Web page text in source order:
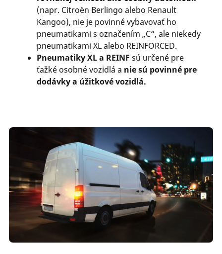
(napr. Citroën Berlingo alebo Renault
Kangoo), nie je povinné vybavovať ho
pneumatikami s označením „C“, ale niekedy
pneumatikami XL alebo REINFORCED.
Pneumatiky XL a REINF sú určené pre
ťažké osobné vozidlá a nie sú povinné pre
dodávky a úžitkové vozidlá.